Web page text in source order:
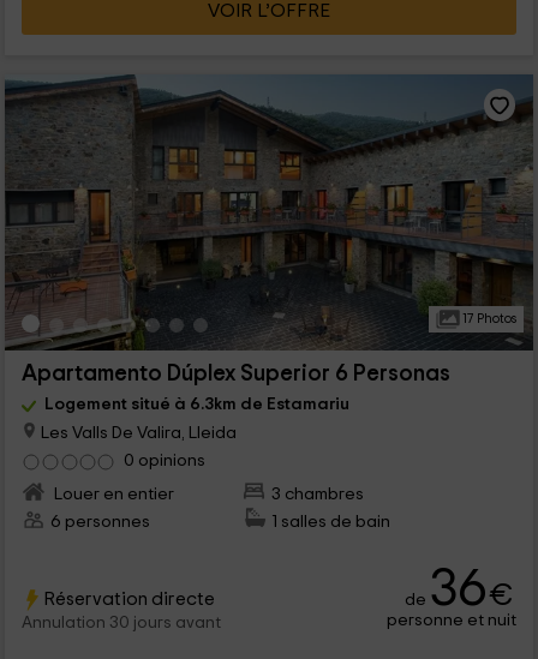
VOIR L’OFFRE
17 Photos
Apartamento Dúplex Superior 6 Personas
Logement situé à 6.3km de Estamariu
Les Valls De Valira, Lleida
0 opinions
Louer en entier
3 chambres
6 personnes
1 salles de bain
Réservation directe
Annulation 30 jours avant
de 36€
personne et nuit